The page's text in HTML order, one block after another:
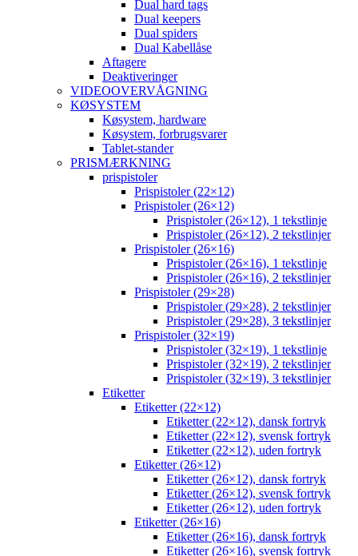
Dual hard tags
Dual keepers
Dual spiders
Dual Kabellåse
Aftagere
Deaktiveringer
VIDEOOVERVÅGNING
KØSYSTEM
Køsystem, hardware
Køsystem, forbrugsvarer
Tablet-stander
PRISMÆRKNING
prispistoler
Prispistoler (22×12)
Prispistoler (26×12)
Prispistoler (26×12), 1 tekstlinje
Prispistoler (26×12), 2 tekstlinjer
Prispistoler (26×16)
Prispistoler (26×16), 1 tekstlinje
Prispistoler (26×16), 2 tekstlinjer
Prispistoler (29×28)
Prispistoler (29×28), 2 tekstlinjer
Prispistoler (29×28), 3 tekstlinjer
Prispistoler (32×19)
Prispistoler (32×19), 1 tekstlinje
Prispistoler (32×19), 2 tekstlinjer
Prispistoler (32×19), 3 tekstlinjer
Etiketter
Etiketter (22×12)
Etiketter (22×12), dansk fortryk
Etiketter (22×12), svensk fortryk
Etiketter (22×12), uden fortryk
Etiketter (26×12)
Etiketter (26×12), dansk fortryk
Etiketter (26×12), svensk fortryk
Etiketter (26×12), uden fortryk
Etiketter (26×16)
Etiketter (26×16), dansk fortryk
Etiketter (26×16), svensk fortryk